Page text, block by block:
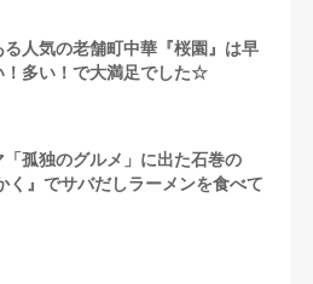
る人気の老舗町中華『桜園』は早
！多い！で大満足でした☆
「孤独のグルメ」に出た石巻の
く』でサバだしラーメンを食べて